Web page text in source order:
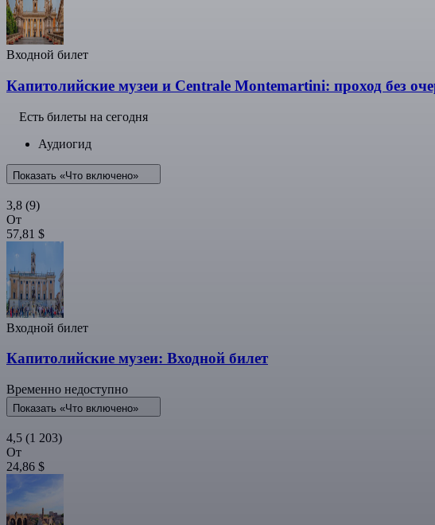
Входной билет
Капитолийские музеи и Centrale Montemartini: проход без
Есть билеты на сегодня
Аудиогид
Показать «Что включено»
3,8 (9)
От
57,81 $
Входной билет
Капитолийские музеи: Входной билет
Временно недоступно
Показать «Что включено»
4,5 (1 203)
От
24,86 $